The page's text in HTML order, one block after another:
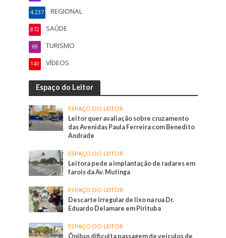
REGIONAL
4.237
SAÚDE
872
TURISMO
69
VÍDEOS
140
Espaço do Leitor
ESPAÇO DO LEITOR
Leitor quer avaliação sobre cruzamento
das Avenidas Paula Ferreira com Benedito
Andrade
ESPAÇO DO LEITOR
Leitora pede a implantação de radares em
farois da Av. Mutinga
ESPAÇO DO LEITOR
Descarte irregular de lixo na rua Dr.
Eduardo Delamare em Pirituba
ESPAÇO DO LEITOR
Ônibus dificulta passagem de veículos de